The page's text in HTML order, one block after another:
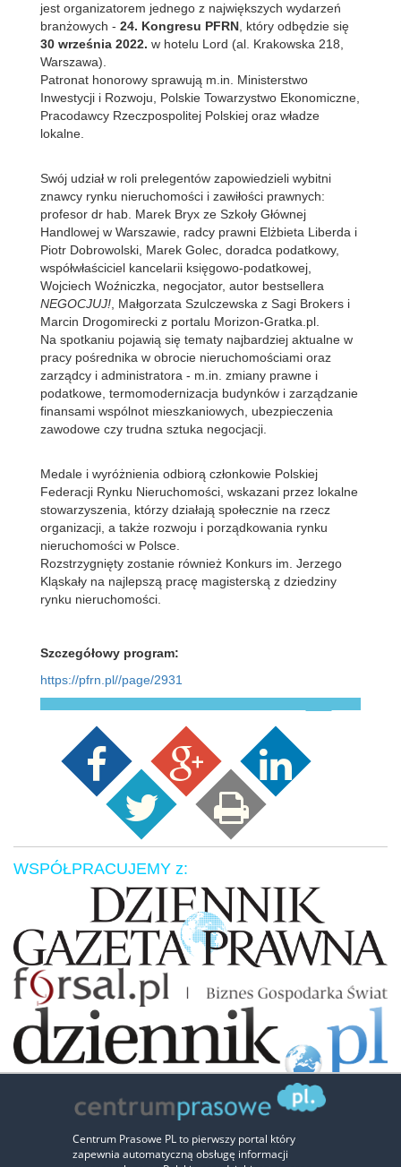
jest organizatorem jednego z największych wydarzeń
branżowych - 24. Kongresu PFRN , który odbędzie się
30 września 2022. w hotelu Lord (al. Krakowska 218,
Warszawa).
Patronat honorowy sprawują m.in. Ministerstwo
Inwestycji i Rozwoju, Polskie Towarzystwo Ekonomiczne,
Pracodawcy Rzeczpospolitej Polskiej oraz władze
lokalne.
Swój udział w roli prelegentów zapowiedzieli wybitni
znawcy rynku nieruchomości i zawiłości prawnych:
profesor dr hab. Marek Bryx ze Szkoły Głównej
Handlowej w Warszawie, radcy prawni Elżbieta Liberda i
Piotr Dobrowolski, Marek Golec, doradca podatkowy,
współwłaściciel kancelarii księgowo-podatkowej,
Wojciech Woźniczka, negocjator, autor bestsellera
NEGOCJUJ! , Małgorzata Szulczewska z Sagi Brokers i
Marcin Drogomirecki z portalu Morizon-Gratka.pl.
Na spotkaniu pojawią się tematy najbardziej aktualne w
pracy pośrednika w obrocie nieruchomościami oraz
zarządcy i administratora - m.in. zmiany prawne i
podatkowe, termomodernizacja budynków i zarządzanie
finansami wspólnot mieszkaniowych, ubezpieczenia
zawodowe czy trudna sztuka negocjacji.
Medale i wyróżnienia odbiorą członkowie Polskiej
Federacji Rynku Nieruchomości, wskazani przez lokalne
stowarzyszenia, którzy działają społecznie na rzecz
organizacji, a także rozwoju i porządkowania rynku
nieruchomości w Polsce.
Rozstrzygnięty zostanie również Konkurs im. Jerzego
Kląskały na najlepszą pracę magisterską z dziedziny
rynku nieruchomości.
Szczegółowy program:
https://pfrn.pl//page/2931
WSPÓŁPRACUJEMY z:
Zaufali nam:
Centrum Prasowe PL to pierwszy portal który
zapewnia automatyczną obsługę informacji